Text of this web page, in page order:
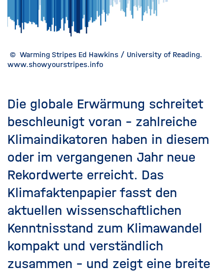
© Warming Stripes Ed Hawkins / University of Reading.
www.showyourstripes.info
Die globale Erwärmung schreitet
beschleunigt voran – zahlreiche
Klimaindikatoren haben in diesem
oder im vergangenen Jahr neue
Rekordwerte erreicht. Das
Klimafaktenpapier fasst den
aktuellen wissenschaftlichen
Kenntnisstand zum Klimawandel
kompakt und verständlich
zusammen – und zeigt eine breite